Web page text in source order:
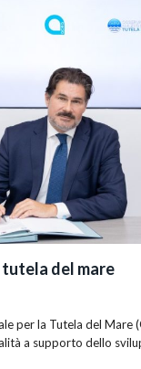
del mare
per la Tutela del
a supporto dello